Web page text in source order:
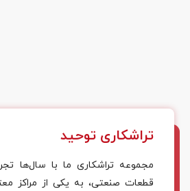
تراشکاری توحید
مجموعه تراشکاری ما با سال‌ها
قطعات صنعتی، به یکی از مراکز